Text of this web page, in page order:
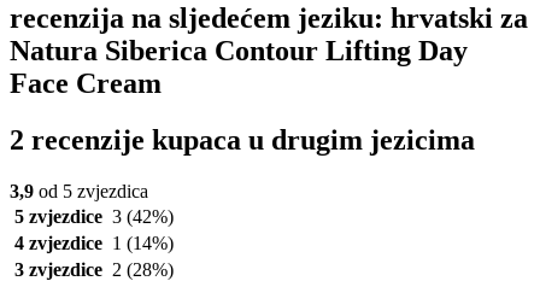
recenzija na sljedećem jeziku: hrvatski za
Natura Siberica Contour Lifting Day
Face Cream
2 recenzije kupaca u drugim jezicima
3,9 od 5 zvjezdica
5 zvjezdice 3 (42%)
4 zvjezdice 1 (14%)
3 zvjezdice 2 (28%)